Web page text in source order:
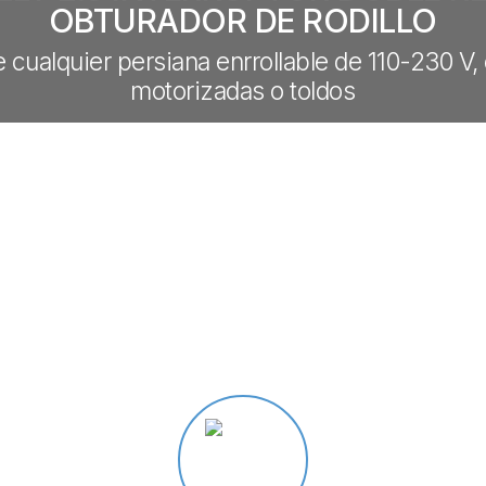
OBTURADOR DE RODILLO
cualquier persiana enrrollable de 110-230
motorizadas o toldos